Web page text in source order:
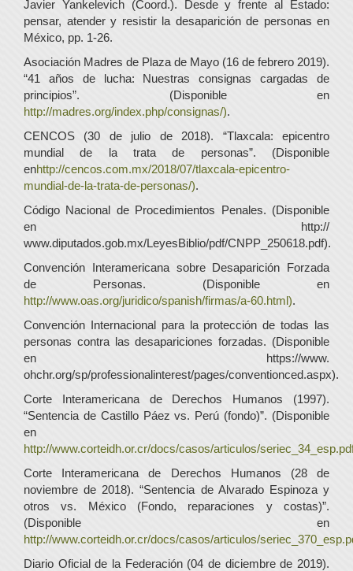
Javier Yankelevich (Coord.). Desde y frente al Estado:
pensar, atender y resistir la desaparición de personas en
México, pp. 1-26.
Asociación Madres de Plaza de Mayo (16 de febrero 2019).
“41 años de lucha: Nuestras consignas cargadas de
principios”. (Disponible en
http://madres.org/index.php/consignas/).
CENCOS (30 de julio de 2018). “Tlaxcala: epicentro
mundial de la trata de personas”. (Disponible
enhttp://cencos.com.mx/2018/07/tlaxcala-epicentro-
mundial-de-la-trata-de-personas/).
Código Nacional de Procedimientos Penales. (Disponible
en http://
www.diputados.gob.mx/LeyesBiblio/pdf/CNPP_250618.pdf).
Convención Interamericana sobre Desaparición Forzada
de Personas. (Disponible en
http://www.oas.org/juridico/spanish/firmas/a-60.html).
Convención Internacional para la protección de todas las
personas contra las desapariciones forzadas. (Disponible
en https://www.
ohchr.org/sp/professionalinterest/pages/conventionced.aspx).
Corte Interamericana de Derechos Humanos (1997).
“Sentencia de Castillo Páez vs. Perú (fondo)”. (Disponible
en
http://www.corteidh.or.cr/docs/casos/articulos/
Corte Interamericana de Derechos Humanos (28 de
noviembre de 2018). “Sentencia de Alvarado Espinoza y
otros vs. México (Fondo, reparaciones y costas)”.
(Disponible en
http://www.corteidh.or.cr/docs/casos/articulos/
Diario Oficial de la Federación (04 de diciembre de 2019).